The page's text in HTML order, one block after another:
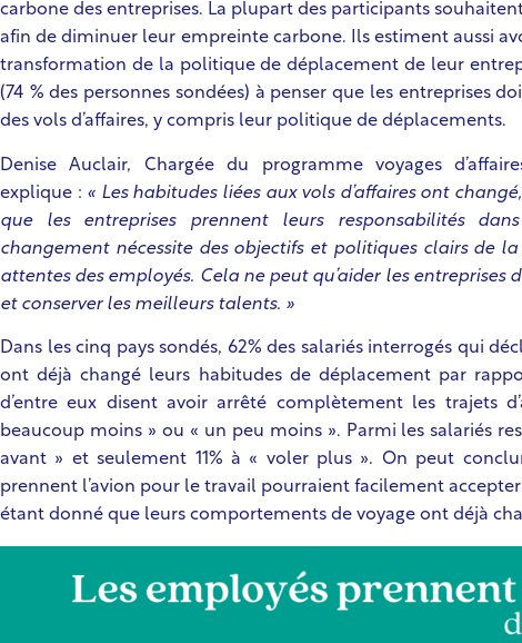
carbone des entreprises. La plupart des participants
afin de diminuer leur empreinte carbone. Ils estiment aussi
transformation de la politique de déplacement de leur
(74 % des personnes sondées) à penser que les entreprises
des vols d’affaires, y compris leur politique de déplacements.
Denise Auclair, Chargée du programme voyages
explique : « Les habitudes liées aux vols d’affaires ont
que les entreprises prennent leurs responsabilités
changement nécessite des objectifs et politiques clairs de
attentes des employés. Cela ne peut qu’aider les entreprises
et conserver les meilleurs talents. »
Dans les cinq pays sondés, 62% des salariés interrogés qui
ont déjà changé leurs habitudes de déplacement par
d’entre eux disent avoir arrêté complètement les trajets
beaucoup moins » ou « un peu moins ». Parmi les salariés
avant » et seulement 11% à « voler plus ». On peut
prennent l’avion pour le travail pourraient facilement
étant donné que leurs comportements de voyage ont déjà